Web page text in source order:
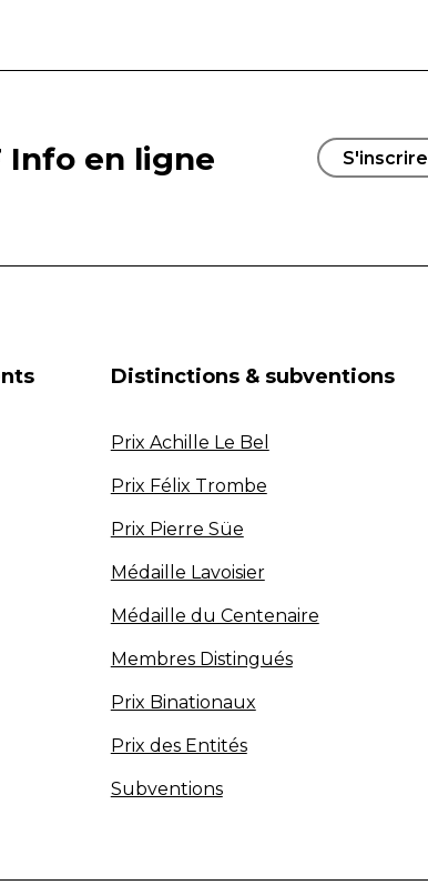
Info en ligne S'inscrire
Distinctions & subventions
Prix Achille Le Bel
Prix Félix Trombe
Prix Pierre Süe
Médaille Lavoisier
Médaille du Centenaire
Membres Distingués
Prix Binationaux
Prix des Entités
Subventions